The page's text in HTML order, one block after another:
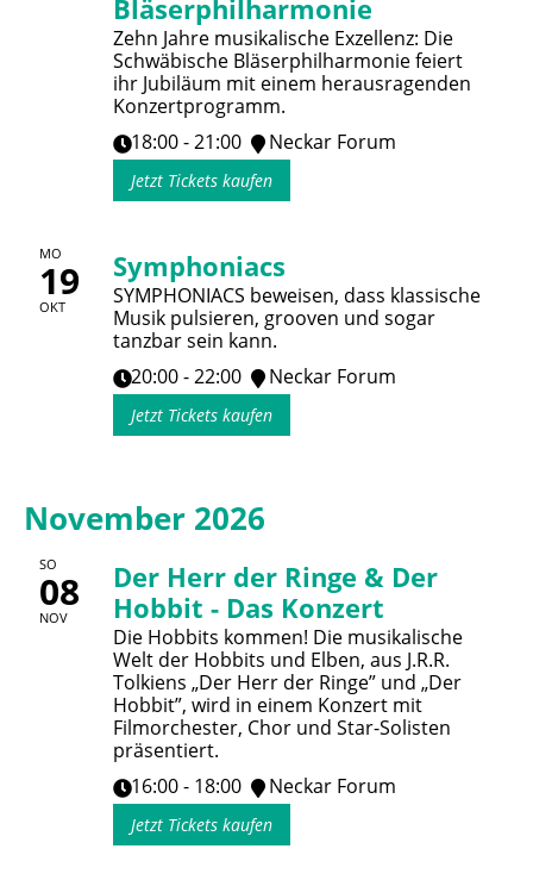
Bläserphilharmonie
Zehn Jahre musikalische Exzellenz: Die
Schwäbische Bläserphilharmonie feiert
ihr Jubiläum mit einem herausragenden
Konzertprogramm.
18:00 - 21:00
Neckar Forum
Jetzt Tickets kaufen
MO
19
OKT
Symphoniacs
SYMPHONIACS beweisen, dass klassische
Musik pulsieren, grooven und sogar
tanzbar sein kann.
20:00 - 22:00
Neckar Forum
Jetzt Tickets kaufen
November 2026
SO
08
NOV
Der Herr der Ringe & Der
Hobbit - Das Konzert
Die Hobbits kommen! Die musikalische
Welt der Hobbits und Elben, aus J.R.R.
Tolkiens „Der Herr der Ringe” und „Der
Hobbit”, wird in einem Konzert mit
Filmorchester, Chor und Star-Solisten
präsentiert.
16:00 - 18:00
Neckar Forum
Jetzt Tickets kaufen